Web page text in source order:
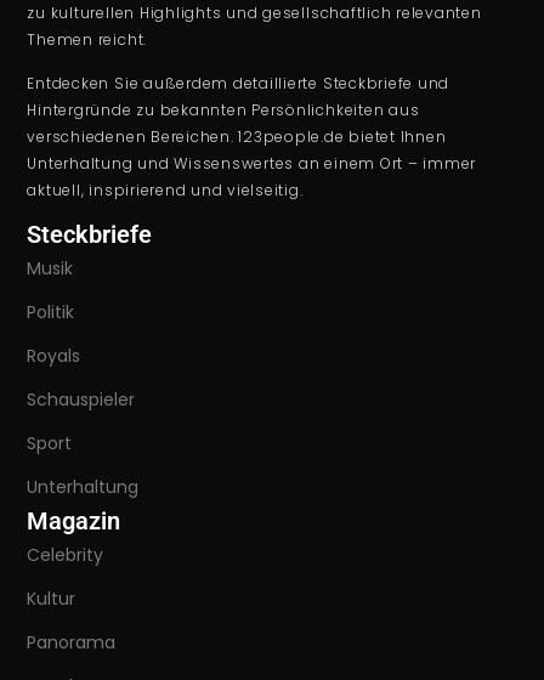
zu kulturellen Highlights und gesellschaftlich relevanten
Themen reicht.
Entdecken Sie außerdem detaillierte Steckbriefe und
Hintergründe zu bekannten Persönlichkeiten aus
verschiedenen Bereichen. 123people.de bietet Ihnen
Unterhaltung und Wissenswertes an einem Ort – immer
aktuell, inspirierend und vielseitig.
Steckbriefe
Musik
Politik
Royals
Schauspieler
Sport
Unterhaltung
Magazin
Celebrity
Kultur
Panorama